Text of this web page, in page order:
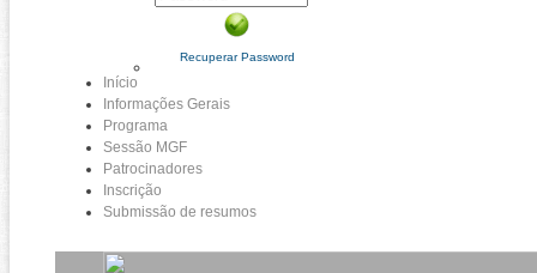
Recuperar Password
Início
Informações Gerais
Programa
Sessão MGF
Patrocinadores
Inscrição
Submissão de resumos